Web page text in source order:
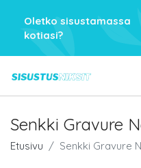
Oletko sisustamassa
kotiasi?
Senkki Gravure
Etusivu Senkki Gravure